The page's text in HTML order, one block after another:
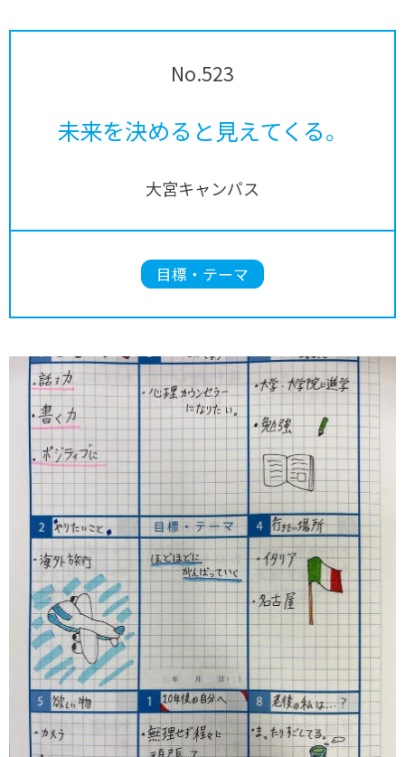
No.523
未来を決めると見えてくる。
大宮キャンパス
目標・テーマ